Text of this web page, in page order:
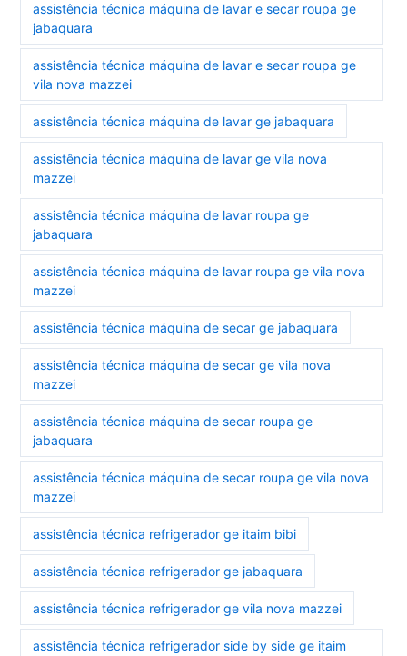
assistência técnica máquina de lavar e secar roupa ge
jabaquara
assistência técnica máquina de lavar e secar roupa ge
vila nova mazzei
assistência técnica máquina de lavar ge jabaquara
assistência técnica máquina de lavar ge vila nova
mazzei
assistência técnica máquina de lavar roupa ge
jabaquara
assistência técnica máquina de lavar roupa ge vila nova
mazzei
assistência técnica máquina de secar ge jabaquara
assistência técnica máquina de secar ge vila nova
mazzei
assistência técnica máquina de secar roupa ge
jabaquara
assistência técnica máquina de secar roupa ge vila nova
mazzei
assistência técnica refrigerador ge itaim bibi
assistência técnica refrigerador ge jabaquara
assistência técnica refrigerador ge vila nova mazzei
assistência técnica refrigerador side by side ge itaim